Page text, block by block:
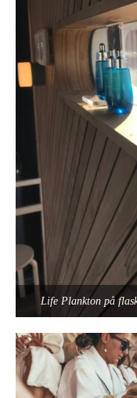
Life Plankton på